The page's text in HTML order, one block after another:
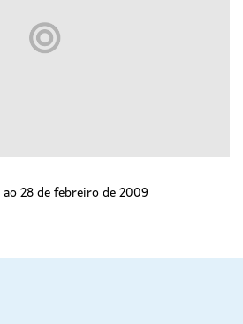
28 de febreiro de 2009